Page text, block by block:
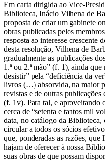
Em carta dirigida ao Vice-
Biblioteca, Inácio Vilhena de
proposta de criar um gabinete
obras publicadas pelos
resposta ao interesse crescente
desta resolução, Vilhena de
gradualmente as publicações
1.ª ou 2.ª mão” (f. 1), ainda
desistir” pela “deficiência da
livros (…) absorvida, na maior
revistas e de outras publicações
(f. 1v). Para tal, e aproveitando
cerca de “setenta e tantos mil
data, no catálogo da Biblioteca,
circular a todos os sócios
que, ponderadas as razões, que
hajam de oferecer à nossa
suas obras de que possam